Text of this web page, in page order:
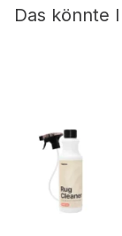
Das könnte
analysiert